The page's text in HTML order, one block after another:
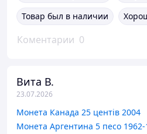
Товар был в наличии
Коментарии 0
Вита В.
23.07.2026
Монета Канада 25 центів 2004
Монета Аргентина 5 песо 1962-